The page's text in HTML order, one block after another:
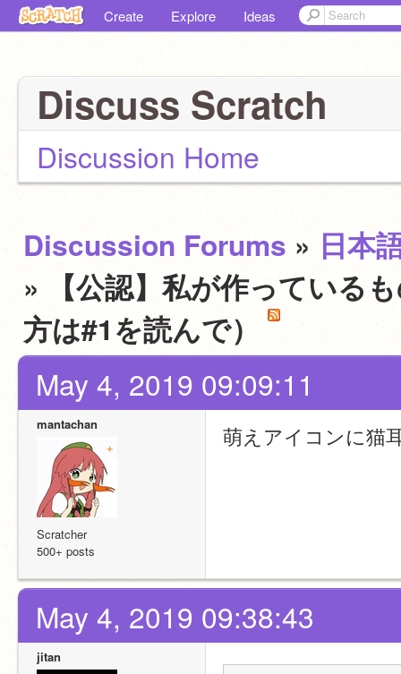
Create Explore Ideas
Discuss Scratch
Discussion Home
Discussion Forums » 日本
» 【公認】私が作っている
方は#1を読んで）
May 4, 2019 09:09:11
mantachan
Scratcher
500+ posts
萌えアイコンに猫
May 4, 2019 09:38:43
jitan